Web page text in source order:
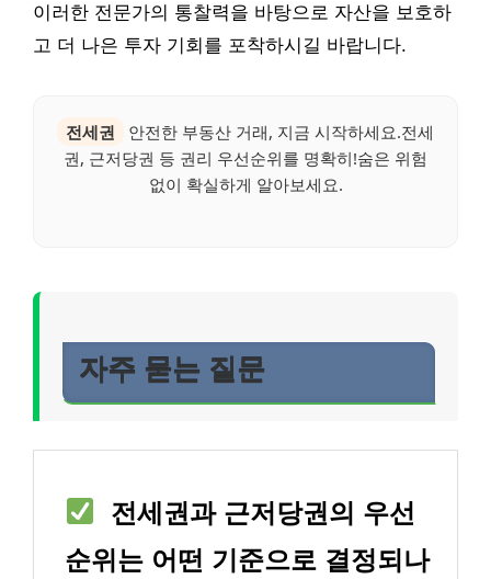
이러한 전문가의 통찰력을 바탕으로 자산을 보호하
고 더 나은 투자 기회를 포착하시길 바랍니다.
전세권
안전한 부동산 거래, 지금 시작하세요.전세
권, 근저당권 등 권리 우선순위를 명확히!숨은 위험
없이 확실하게 알아보세요.
자주 묻는 질문
전세권과 근저당권의 우선
순위는 어떤 기준으로 결정되나